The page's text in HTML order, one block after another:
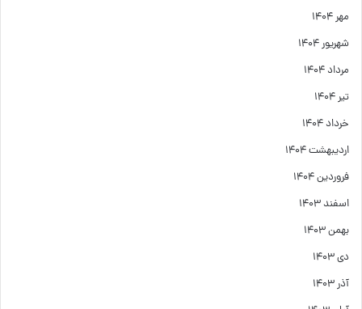
مهر ۱۴۰۴
شهریور ۱۴۰۴
مرداد ۱۴۰۴
تیر ۱۴۰۴
خرداد ۱۴۰۴
اردیبهشت ۱۴۰۴
فروردین ۱۴۰۴
اسفند ۱۴۰۳
بهمن ۱۴۰۳
دی ۱۴۰۳
آذر ۱۴۰۳